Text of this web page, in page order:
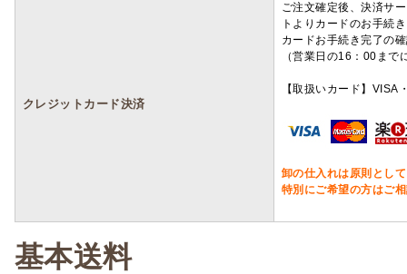
クレジットカード決済
ご注文確定後、決済サ
トよりカードのお手続
カードお手続き完了の
（営業日の16：00ま
【取扱いカード】
卸の仕入れは原則とし
特別にご希望の方はご
基本送料